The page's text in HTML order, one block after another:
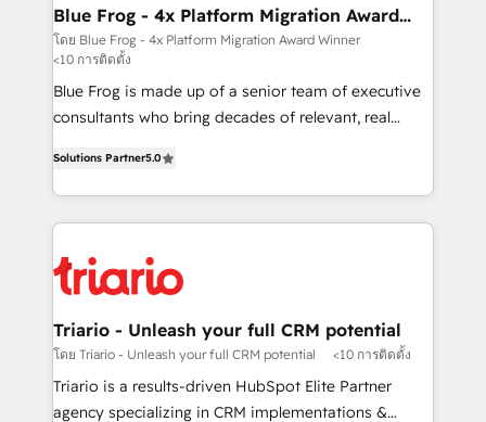
dedicated to HubSpot and with an experienced
team (50+), we work with reputable companies in
B2B sectors such as manufacturing, SaaS and
business services. We prepare a customized
business case that demonstrates the value and
detailed financial rationale with a focus on ROI and
TCO. As a trusted extension of your team, we
believe in the power of partnership. Together, we
business up for long-term success. Unlock your
business. If not now, when?
Blue Frog - 4x Platform Migration Award
Winner
โดย Blue Frog - 4x Platform Migration Award Winner
<10 การติดตั้ง
Blue Frog is made up of a senior team of executive
consultants who bring decades of relevant, real
Frog is a top, trusted partner in HubSpot's
ecosystem for a reason. Their team brings over a
decade of experience to the table, along with deep
for driving growth. They are committed to helping
our customers grow and finding solutions that fit
their unique business needs. We are thrilled to have
Blue Frog in the HubSpot ecosystem leading the
way for customers!" - Yamini Rangan, CEO of
Solutions Partner5.0
Triario - Unleash your full CRM potential
โดย Triario - Unleash your full CRM potential <10 การติดตั้ง
Triario is a results-driven HubSpot Elite Partner
agency specializing in CRM implementations &